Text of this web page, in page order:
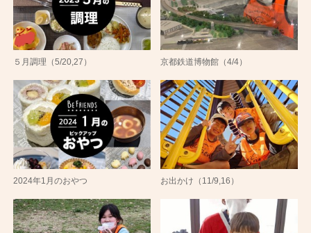
５月調理（5/20,27） 京都鉄道博物館（4/4）
2024年1月のおやつ お出かけ（11/9,16）